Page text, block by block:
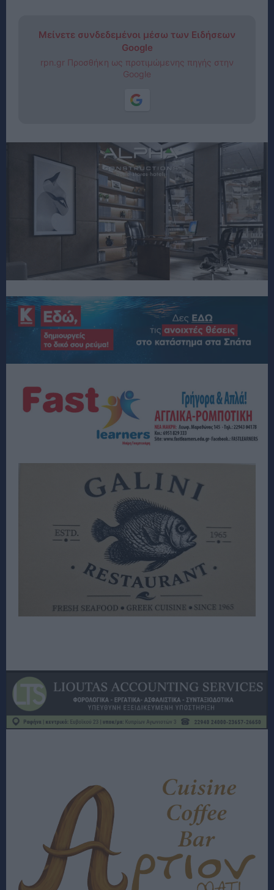
Μείνετε συνδεδεμένοι μέσω των Ειδήσεων
Google
rpn.gr Προσθήκη ως προτιμώμενης πηγής στην
Google